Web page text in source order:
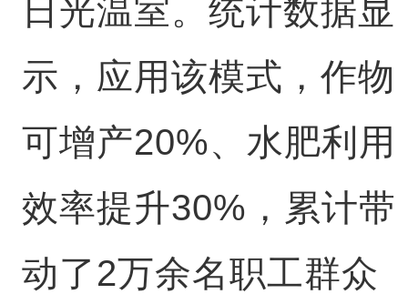
日光温室。统计数据显
示，应用该模式，作物
可增产20%、水肥利用
效率提升30%，累计带
动了2万余名职工群众